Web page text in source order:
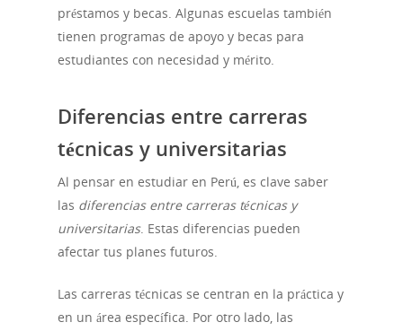
préstamos y becas. Algunas escuelas también
tienen programas de apoyo y becas para
estudiantes con necesidad y mérito.
Diferencias entre carreras
técnicas y universitarias
Al pensar en estudiar en Perú, es clave saber
las diferencias entre carreras técnicas y
universitarias. Estas diferencias pueden
afectar tus planes futuros.
Las carreras técnicas se centran en la práctica y
en un área específica. Por otro lado, las